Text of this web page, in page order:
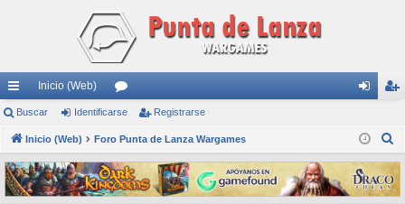
nl
ac
es
rá
Inicio (Web)
or
os nti
fic
ar
ist
ra
rs
Buscar Identificarse Registrarse
Inicio (Web) Foro Punta de Lanza Wargames
s
c